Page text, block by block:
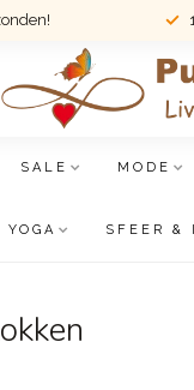
SALE MODE
YOGA SFEER &